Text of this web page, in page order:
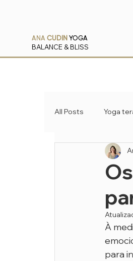
ANACUDIN YOGA
BALANCE & BLISS
All Posts Yoga
Pranayama
À
para